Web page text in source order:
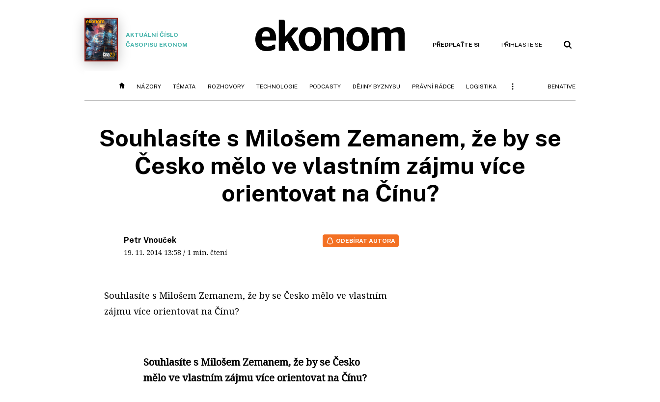
AKTUÁLNÍ ČÍSLO
ČASOPISU EKONOM
PŘEDPLAŤTE SI PŘIHLASTE SE
NÁZORY TÉMATA ROZHOVORY TECHNOLOGIE PODCASTY DĚJINY BYZNYSU PRÁVNÍ RÁDCE LOGISTIKA BENATIVE
Souhlasíte s Milošem Zemanem, že by se
Česko mělo ve vlastním zájmu více
orientovat na Čínu?
Petr Vnouček
19. 11. 2014 13:58 / 1 min. čtení
ODEBÍRAT AUTORA
Souhlasíte s Milošem Zemanem, že by se Česko mělo ve vlastním
zájmu více orientovat na Čínu?
Souhlasíte s Milošem Zemanem, že by se Česko
mělo ve vlastním zájmu více orientovat na Čínu?